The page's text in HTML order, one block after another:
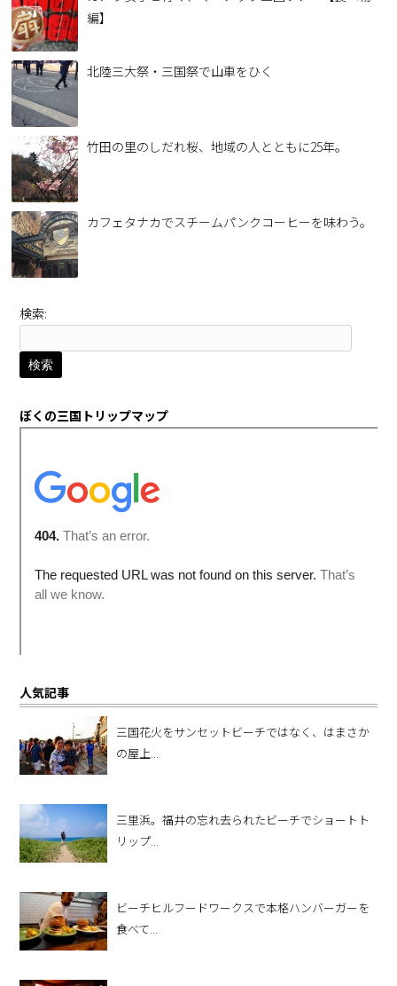
編】
北陸三大祭・三国祭で山車をひく
竹田の里のしだれ桜、地域の人とともに25年。
カフェタナカでスチームパンクコーヒーを味わう。
検索:
ぼくの三国トリップマップ
人気記事
三国花火をサンセットビーチではなく、はまさか
の屋上...
三里浜。福井の忘れ去られたビーチでショートト
リップ...
ビーチヒルフードワークスで本格ハンバーガーを
食べて...